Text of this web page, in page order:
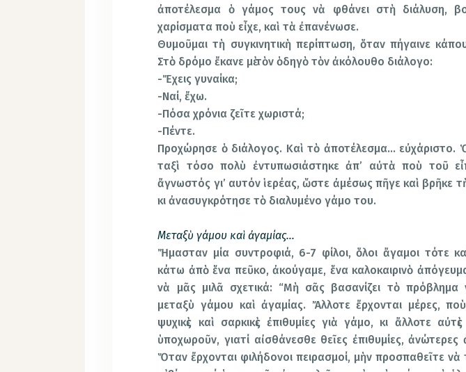
ἀποτέλεσμα ὁ γάμος τους νὰ φθάνει στὴ διάλυση,
χαρίσματα ποὺ εἶχε, καὶ τὰ ἐπανένωσε.
Θυμοῦμαι τὴ συγκινητικὴ περίπτωση, ὅταν πήγαινε
Στὸ δρόμο ἔκανε μὲ τὸν ὁδηγὸ τὸν ἀκόλουθο διάλογο:
-Ἔχεις γυναίκα;
-Ναί, ἔχω.
-Πόσα χρόνια ζεῖτε χωριστά;
-Πέντε.
Προχώρησε ὁ διάλογος. Καὶ τὸ ἀποτέλεσμα… εὐχάριστο.
ταξὶ τόσο πολὺ ἐντυπωσιάστηκε ἀπ’ αὐτὰ ποὺ τοῦ
ἄγνωστός γι’ αυτόν ἱερέας, ὥστε ἀμέσως πῆγε καὶ βρῆκε
κι ἀνασυγκρότησε τὸ διαλυμένο γάμο του.
Μεταξὺ γάμου καὶ ἀγαμίας…
Ἤμασταν μία συντροφιά, 6-7 φίλοι, ὅλοι ἄγαμοι τότε
κάτω ἀπὸ ἕνα πεῦκο, ἀκούγαμε, ἕνα καλοκαιρινὸ
νὰ μᾶς μιλᾶ σχετικά: “Μὴ σᾶς βασανίζει τὸ πρόβλημα
μεταξὺ γάμου καὶ ἀγαμίας. Ἄλλοτε ἔρχονται μέρες,
ψυχικὲς καὶ σαρκικὲς ἐπιθυμίες γιὰ γάμο, κι ἄλλοτε
ὑποχωροῦν, γιατί αἰσθάνεσθε θεῖες ἐπιθυμίες,
Ὅταν ἔρχονται φιλήδονοι πειρασμοί, μὴν προσπαθεῖτε νὰ